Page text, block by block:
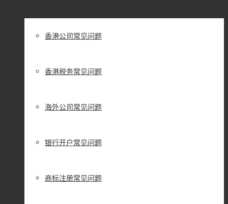
香港公司常见问题
香港税务常见问题
海外公司常见问题
银行开户常见问题
商标注册常见问题